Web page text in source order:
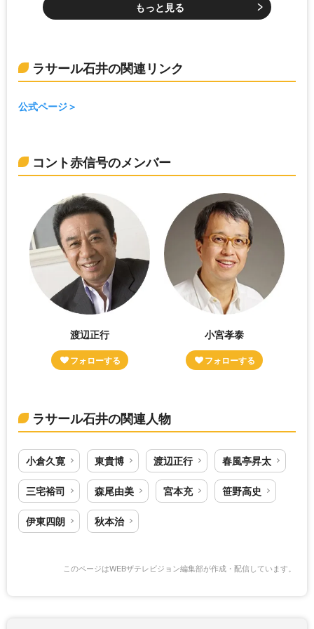
もっと見る
ラサール石井の関連リンク
公式ページ
コント赤信号のメンバー
渡辺正行 小宮孝泰
ラサール石井の関連人物
小倉久寛 東貴博 渡辺正行 春風亭昇太
三宅裕司 森尾由美 宮本充 笹野高史
伊東四朗 秋本治
このページはWEBザテレビジョン編集部が作成・配信しています。